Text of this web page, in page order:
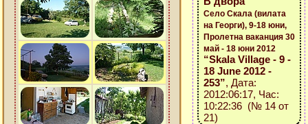
Село Скала (вилата
на Георги), 9-18 юни,
Пролетна ваканция 30
май - 18 юни 2012
“Skala Village - 9 -
18 June 2012 -
253”, Дата:
2012:06:17, Час:
10:22:36 (№ 14 от
21)